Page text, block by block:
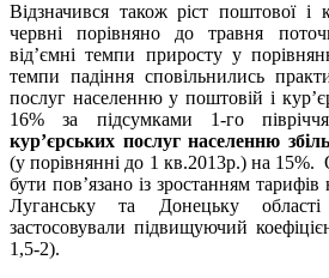
Відзначився також ріст поштової і
червні порівняно до травня
від’ємні темпи приросту у
темпи падіння сповільнились
послуг населенню у поштовій і
16% за підсумками 1-го
кур’єрських послуг населенню
(у порівнянні до 1 кв.2013р.) на
бути пов’язано із зростанням
Луганську та Донецьку області
застосовували підвищуючий
1,5-2).